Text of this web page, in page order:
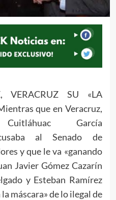
VERACRUZ SU «LA
que en Veracruz,
García
al Senado de
y que le va «ganando
Javier Gómez Cazarín
y Esteban Ramírez
máscara» de lo ilegal de